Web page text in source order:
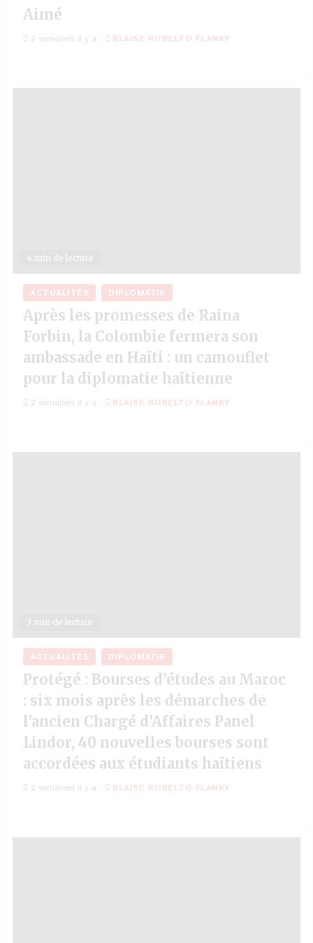
Aimé
2 semaines il y a BLAISE ROBELTO FLANKY
4 min de lecture
ACTUALITÉS DIPLOMATIE
Après les promesses de Raina
Forbin, la Colombie fermera son
ambassade en Haïti : un camouflet
pour la diplomatie haïtienne
2 semaines il y a BLAISE ROBELTO FLANKY
3 min de lecture
ACTUALITÉS DIPLOMATIE
Protégé : Bourses d’études au Maroc
: six mois après les démarches de
l’ancien Chargé d’Affaires Panel
Lindor, 40 nouvelles bourses sont
accordées aux étudiants haïtiens
2 semaines il y a BLAISE ROBELTO FLANKY